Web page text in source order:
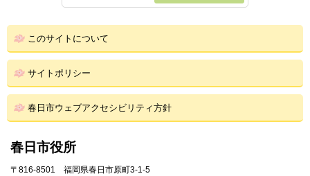
このサイトについて
サイトポリシー
春日市ウェブアクセシビリティ方針
春日市役所
〒816-8501 福岡県春日市原町3-1-5